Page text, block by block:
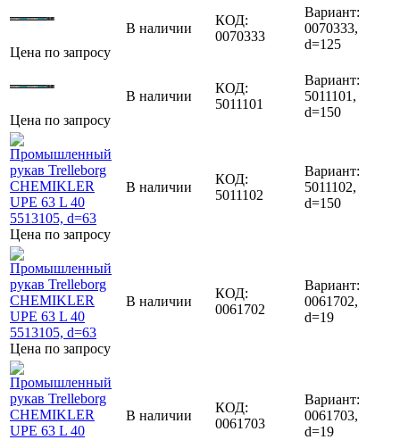
Цена по запросу
В наличии
КОД:
0070333
Вариант:
0070333,
d=125
Цена по запросу
В наличии
КОД:
5011101
Вариант:
5011101,
d=150
Цена по запросу
В наличии
КОД:
5011102
Вариант:
5011102,
d=150
Цена по запросу
В наличии
КОД:
0061702
Вариант:
0061702,
d=19
В наличии
КОД:
0061703
Вариант:
0061703,
d=19